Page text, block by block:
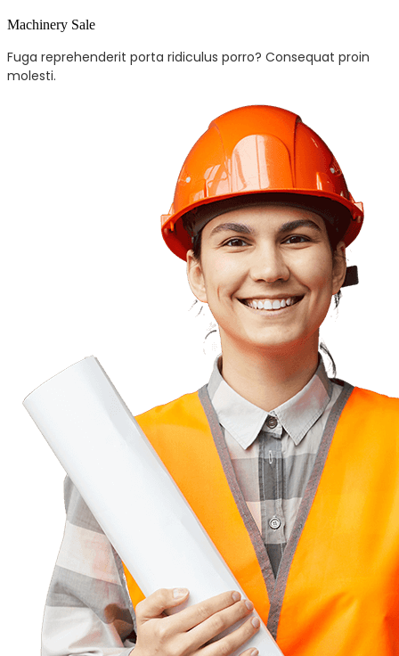
Machinery Sale
Fuga reprehenderit porta ridiculus porro? Consequat proin
molesti.